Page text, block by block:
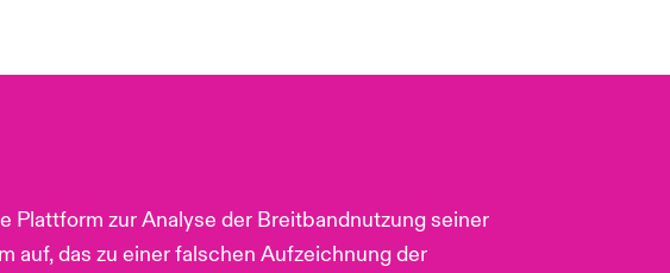
zur Analyse der Breitbandnutzung seiner
auf, das zu einer falschen Aufzeichnung der